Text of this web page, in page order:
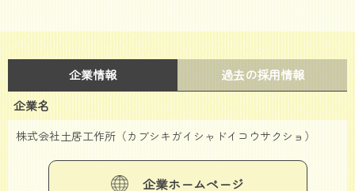
企業情報
過去の採用情報
企業名
株式会社土居工作所（カブシキガイシャドイコウサクショ）
企業ホームページ